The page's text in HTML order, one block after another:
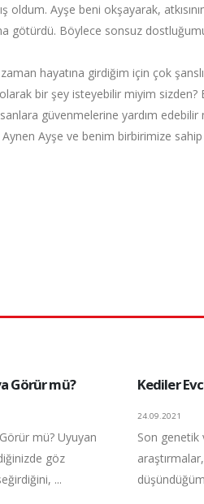
oldum. Ayşe beni okşayarak,
götürdü. Böylece sonsuz
hayatına girdiğim için çok
bir şey isteyebilir miyim sizden?
güvenmelerine yardım edebilir
Ayşe ve benim birbirimize
Görür mü?
mü? Uyuyan
göz
...
Kediler
24.09.2021
Son